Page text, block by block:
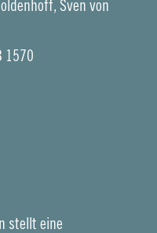
Sven von
1570
stellt eine